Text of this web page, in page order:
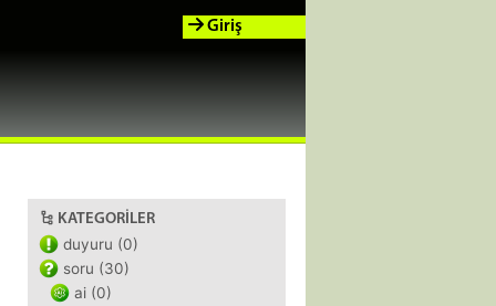
Giriş
KATEGORILER
duyuru (0)
soru (30)
ai (0)